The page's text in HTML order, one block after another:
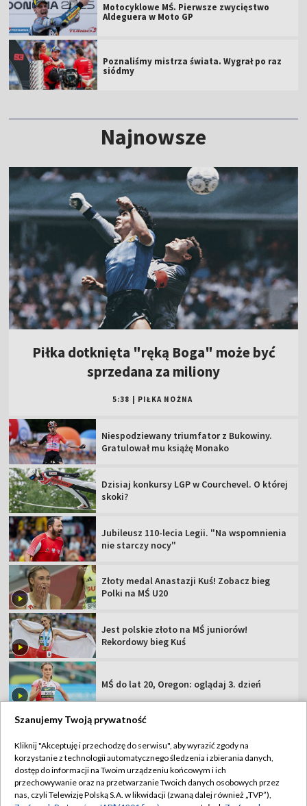
Motocyklowe MŚ. Pierwsze zwycięstwo
Aldeguera w Moto GP
Poznaliśmy mistrza świata. Wygrał po raz
siódmy
Najnowsze
Piłka dotknięta "ręką Boga" może być
sprzedana za miliony
5:38 PIŁKA NOŻNA
Niespodziewany triumfator z Bukowiny.
Gratulował mu książę Monako
Dzisiaj konkursy LGP w Courchevel. O której
skoki?
Jubileusz 110-lecia Legii. "Na wspomnienia
nie starczy nocy"
Złoty medal Anastazji Kuś! Zobacz bieg
Polki na MŚ U20
Jest polskie złoto na MŚ juniorów!
Rekordowy bieg Kuś
MŚ do lat 20, Oregon: oglądaj 3. dzień
TVP
Abonament TVP
Regulamin TVP
Szanujemy Twoją prywatność
Kliknij "Akceptuję i przechodzę do serwisu", aby wyrazić zgody na
korzystanie z technologii automatycznego śledzenia i zbierania danych,
dostęp do informacji na Twoim urządzeniu końcowym i ich
przechowywanie oraz na przetwarzanie Twoich danych osobowych przez
nas, czyli Telewizję Polską S.A. w likwidacji (zwaną dalej również „TVP”),